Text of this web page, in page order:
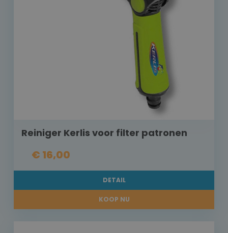
Reiniger Kerlis voor filter patronen
€ 16,00
DETAIL
KOOP NU